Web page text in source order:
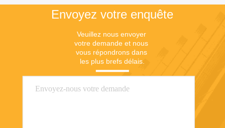
Envoyez votre enquête
Veuillez nous envoyer
votre demande et nous
vous répondrons dans
les plus brefs délais.